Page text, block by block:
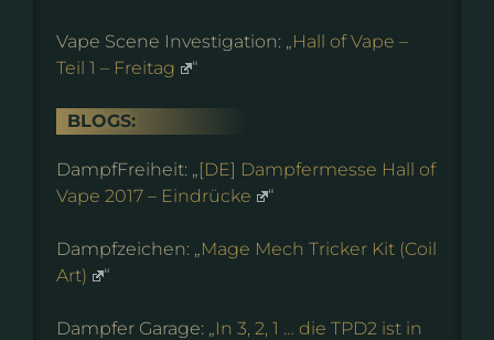
Vape Scene Investigation: „ Hall of Vape –
Teil 1 – Freitag
“
BLOGS:
DampfFreiheit: „ [DE] Dampfermesse Hall of
Vape 2017 – Eindrücke
“
Dampfzeichen: „ Mage Mech Tricker Kit (Coil
Art)
“
Dampfer Garage: „ In 3, 2, 1 … die TPD2 ist in